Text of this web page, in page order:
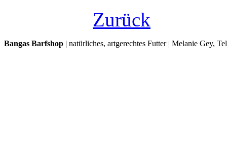
Zurück
Bangas Barfshop | natürliches, artgerechtes Futter | Melanie Gey,